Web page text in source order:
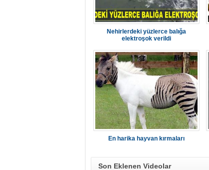
Nehirlerdeki yüzlerce balığa
elektroşok verildi
En harika hayvan kırmaları
Son Eklenen Videolar